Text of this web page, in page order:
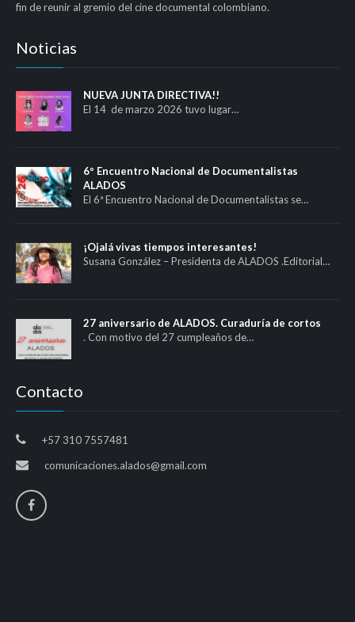
fin de reunir al gremio del cine documental colombiano.
Noticias
NUEVA JUNTA DIRECTIVA!!
El 14 de marzo 2026 tuvo lugar…
6º Encuentro Nacional de Documentalistas
ALADOS
El 6ª Encuentro Nacional de Documentalistas se…
¡Ojalá vivas tiempos interesantes!
Susana González – Presidenta de ALADOS .Editorial…
27 aniversario de ALADOS. Curaduría de cortos
. Con motivo del 27 cumpleaños de…
Contacto
+57 310 7557481
comunicaciones.alados@gmail.com